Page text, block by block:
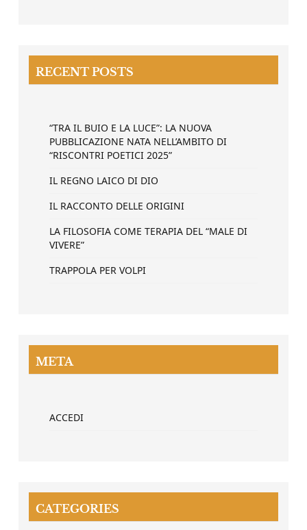
RECENT POSTS
“TRA IL BUIO E LA LUCE”: LA NUOVA
PUBBLICAZIONE NATA NELL’AMBITO DI
“RISCONTRI POETICI 2025”
IL REGNO LAICO DI DIO
IL RACCONTO DELLE ORIGINI
LA FILOSOFIA COME TERAPIA DEL “MALE DI
VIVERE”
TRAPPOLA PER VOLPI
META
ACCEDI
CATEGORIES